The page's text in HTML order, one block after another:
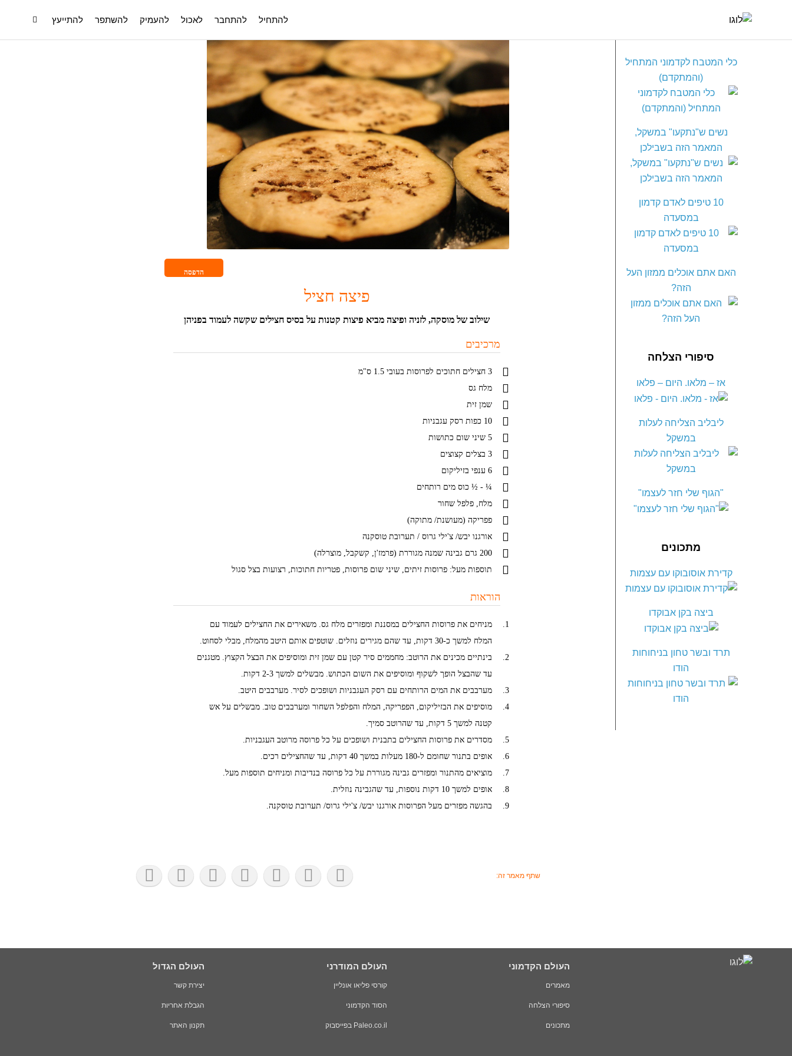
להתחיל להתחבר לאכול להעמיק להשתפר להתייעץ
מאמרים נוספים
כלי המטבח לקדמוני המתחיל
(והמתקדם)
נשים ש"נתקעו" במשקל,
המאמר הזה בשבילכן
10 טיפים לאדם קדמון
במסעדה
האם אתם אוכלים ממזון העל
הזה?
סיפורי הצלחה
אז – מלאו. היום – פלאו
ליבליב הצליחה לעלות
במשקל
"הגוף שלי חזר לעצמו"
מתכונים
קדירת אוסובוקו עם עצמות
ביצה בקן אבוקדו
תרד ובשר טחון בניחוחות
הודו
הדפסה
פיצה חציל
שילוב של מוסקה, לזניה ופיצה מביא פיצות קטנות על בסיס חצילים שקשה לעמוד בפניהן
מרכיבים
3 חצילים חתוכים לפרוסות בעובי 1.5 ס"מ
מלח גס
שמן זית
10 כפות רסק עגבניות
5 שיני שום כתושות
3 בצלים קצוצים
6 ענפי בזיליקום
¼ - ½ כוס מים רותחים
מלח, פלפל שחור
פפריקה (מעושנת/ מתוקה)
אורגנו יבש/ צ'ילי גרוס / תערובת טוסקנה
200 גרם גבינה שמנה מגוררת (פרמז'ן, קשקבל, מוצרלה)
תוספות מעל: פרוסות זיתים, שיני שום פרוסות, פטריות חתוכות, רצועות בצל סגול
הוראות
מניחים את פרוסות החצילים במסננת ומפזרים מלח גס. משאירים את החצילים לעמוד עם
המלח למשך כ-30 דקות, עד שהם מגירים נוזלים. שוטפים אותם היטב מהמלח, מבלי לסחוט.
בינתיים מכינים את הרוטב: מחממים סיר קטן עם שמן זית ומוסיפים את הבצל הקצוץ. מטגנים
עד שהבצל הופך לשקוף ומוסיפים את השום הכתוש. מבשלים למשך 2-3 דקות.
מערבבים את המים הרותחים עם רסק העגבניות ושופכים לסיר. מערבבים היטב.
מוסיפים את הבזיליקום, הפפריקה, המלח והפלפל השחור ומערבבים טוב. מבשלים על אש
קטנה למשך 5 דקות, עד שהרוטב סמיך.
מסדרים את פרוסות החצילים בתבנית ושופכים על כל פרוסה מרוטב העגבניות.
אופים בתנור שחומם ל-180 מעלות במשך 40 דקות, עד שהחצילים רכים.
מוציאים מהתנור ומפזרים גבינה מגוררת על כל פרוסה בנדיבות ומניחים תוספות מעל.
אופים למשך 10 דקות נוספות, עד שהגבינה נוזלית.
בהגשה מפזרים מעל הפרוסות אורגנו יבש/ צ'ילי גרוס/ תערובת טוסקנה.
שתף מאמר זה:
העולם הקדמוני
מאמרים
סיפורי הצלחה
מתכונים
העולם המודרני
קורסי פליאו אונליין
הסוד הקדמוני
Paleo.co.il בפייסבוק
העולם הגדול
יצירת קשר
הגבלת אחריות
תקנון האתר